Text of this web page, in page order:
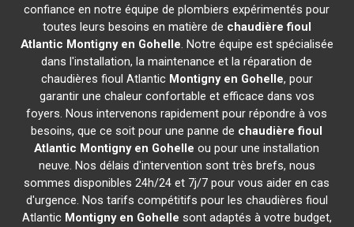
confiance en notre équipe de plombiers expérimentés pour
toutes leurs besoins en matière de chaudière fioul
Atlantic Montigny en Gohelle. Notre équipe est spécialisée
dans l'installation, la maintenance et la réparation de
chaudières fioul Atlantic Montigny en Gohelle, pour
garantir une chaleur confortable et efficace dans vos
foyers. Nous intervenons rapidement pour répondre à vos
besoins, que ce soit pour une panne de chaudière fioul
Atlantic Montigny en Gohelle ou pour une installation
neuve. Nos délais d'intervention sont très brefs, nous
sommes disponibles 24h/24 et 7j/7 pour vous aider en cas
d'urgence. Nos tarifs compétitifs pour les chaudières fioul
Atlantic Montigny en Gohelle sont adaptés à votre budget,